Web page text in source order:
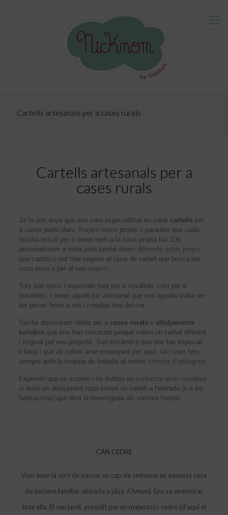
Cartells artesanals per a cases rurals
Cartells artesanals per a
cases rurals
Ja fa uns anys que ens vam especialitzar en crear cartells per
a cases particulars. Forjem noms propis o paraules que cada
família escull per a donar nom a la seva pròpia llar. Els
personalitzem a mida però també tenim diferents estils propis
que cadascú pot triar segons el tipus de cartell que busca per
casa seva o per al seu negoci.
Tots són únics i especials tant per a vosaltres com per a
nosaltres. I tenen aquell toc artesanal que ens agrada trobar en
les peces fetes a mà i creades des del cor.
També dissenyem rètols per a cases rurals o allotjaments
turístics que ens han contactat perquè volien un cartell diferent
i original pel seu projecte. Són encàrrecs que ens fan especial
il·lusió i que us volem anar ensenyant per aquí, tal i com fem
sempre amb la majoria de treballs al nostre compte d’instagram.
Esperem que us inspirin i no dubteu en contactar amb nosaltres
si teniu un allotjament rural sense un cartell a l’entrada (o a les
habitacions) que doni la benvinguda als vostres hostes.
CAN CEDRE
Vam tenir la sort de passar un cap de setmana en aquesta casa
de turisme familiar ubicada a Lliçà d’Amunt. Ens va enamorar
tota ella. El seu jardí, presidit per un majestuós cedre (d’aquí el